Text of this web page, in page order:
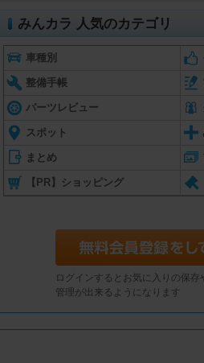
みんカラ 人気のカテゴリ
車種別
整備手帳
パーツレビュー
スポット
まとめ
【PR】ショッピング
ログインするとお気に入りの保存
管理が出来るようになります